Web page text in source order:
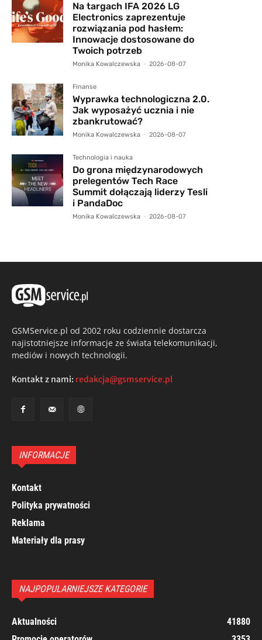
Na targach IFA 2026 LG
Electronics zaprezentuje
rozwiązania pod hasłem:
Innowacje dostosowane do
Twoich potrzeb
Monika Kowalczewska - 2026-08-07
Finanse
Wyprawka technologiczna 2.0.
Jak wyposażyć ucznia i nie
zbankrutować?
Monika Kowalczewska - 2026-08-07
Technologia i nauka
Do grona międzynarodowych
prelegentów Tech Race
Summit dołączają liderzy Tesli
i PandaDoc
Monika Kowalczewska - 2026-08-07
GSMService.pl od 2002 roku codziennie dostarcza
najistotniejsze informacje ze świata telekomunikacji,
mediów i nowych technologii.
Kontakt z nami: redakcja@gsmservice.pl
INFORMACJE
Kontakt
Polityka prywatności
Reklama
Materiały dla prasy
NAJPOPULARNIEJSZE KATEGORIE
Aktualności
41880